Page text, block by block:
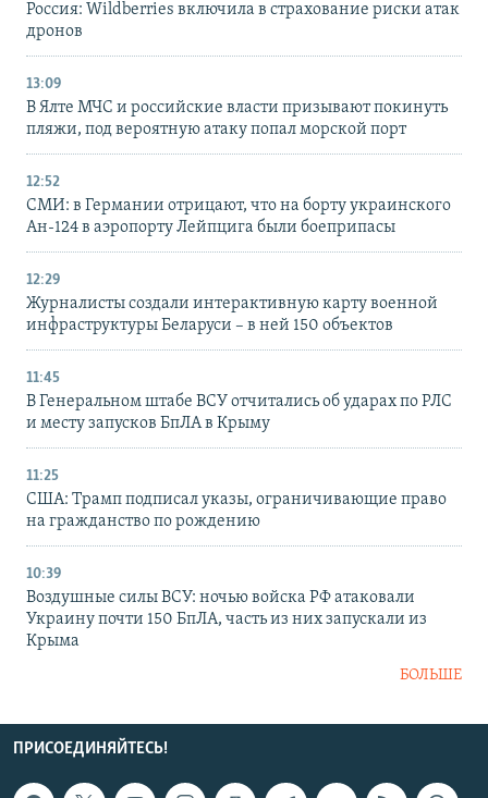
Россия: Wildberries включила в страхование риски атак
дронов
13:09
В Ялте МЧС и российские власти призывают покинуть
пляжи, под вероятную атаку попал морской порт
12:52
СМИ: в Германии отрицают, что на борту украинского
Ан-124 в аэропорту Лейпцига были боеприпасы
12:29
Журналисты создали интерактивную карту военной
инфраструктуры Беларуси – в ней 150 объектов
11:45
В Генеральном штабе ВСУ отчитались об ударах по РЛС
и месту запусков БпЛА в Крыму
11:25
США: Трамп подписал указы, ограничивающие право
на гражданство по рождению
10:39
Воздушные силы ВСУ: ночью войска РФ атаковали
Украину почти 150 БпЛА, часть из них запускали из
Крыма
БОЛЬШЕ
ПРИСОЕДИНЯЙТЕСЬ!